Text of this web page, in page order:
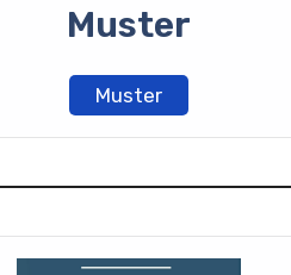
Muster
Muster